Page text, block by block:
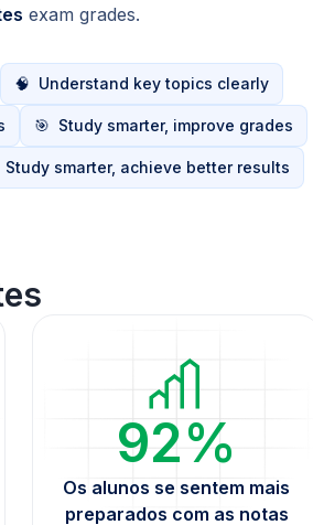
exam grades.
🧠 Understand key topics clearly
🎯 Study smarter, improve grades
Study smarter, achieve better results
92%
Os alunos se sentem mais
preparados com as notas